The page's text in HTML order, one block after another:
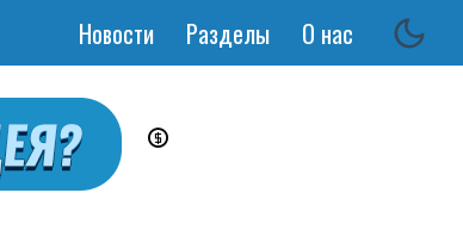
Основная
Новости Разделы О нас